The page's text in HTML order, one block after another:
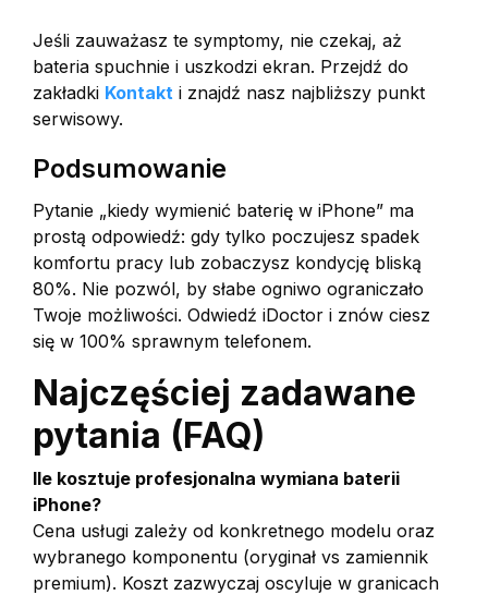
Jeśli zauważasz te symptomy, nie czekaj, aż
bateria spuchnie i uszkodzi ekran. Przejdź do
zakładki Kontakt i znajdź nasz najbliższy punkt
serwisowy.
Podsumowanie
Pytanie „kiedy wymienić baterię w iPhone” ma
prostą odpowiedź: gdy tylko poczujesz spadek
komfortu pracy lub zobaczysz kondycję bliską
80%. Nie pozwól, by słabe ogniwo ograniczało
Twoje możliwości. Odwiedź iDoctor i znów ciesz
się w 100% sprawnym telefonem.
Najczęściej zadawane
pytania (FAQ)
Ile kosztuje profesjonalna wymiana baterii
iPhone?
Cena usługi zależy od konkretnego modelu oraz
wybranego komponentu (oryginał vs zamiennik
premium). Koszt zazwyczaj oscyluje w granicach